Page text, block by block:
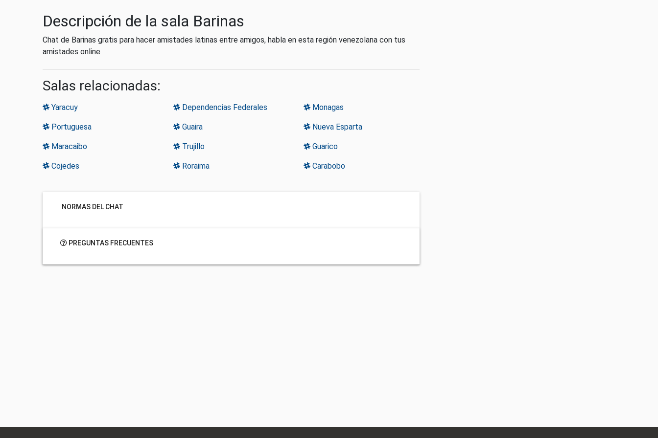
Descripción de la sala Barinas
Chat de Barinas gratis para hacer amistades latinas entre amigos, habla en esta región venezolana con tus
amistades online
Salas relacionadas:
Yaracuy Dependencias Federales Monagas
Portuguesa Guaira Nueva Esparta
Maracaibo Trujillo Guarico
Cojedes Roraima Carabobo
NORMAS DEL CHAT
PREGUNTAS FRECUENTES